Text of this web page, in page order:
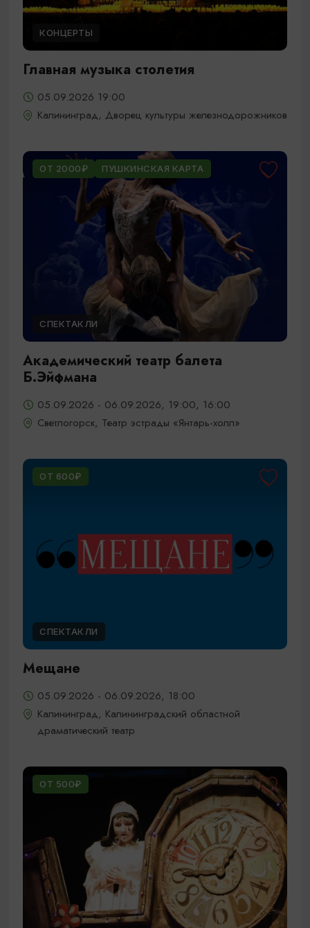
КОНЦЕРТЫ
Главная музыка столетия
05.09.2026 19:00
Калининград, Дворец культуры железнодорожников
ОТ 2000₽ ПУШКИНСКАЯ КАРТА
СПЕКТАКЛИ
Академический театр балета
Б.Эйфмана
05.09.2026 - 06.09.2026, 19:00, 16:00
Светлогорск, Театр эстрады «Янтарь-холл»
ОТ 600₽
СПЕКТАКЛИ
Мещане
05.09.2026 - 06.09.2026, 18:00
Калининград, Калининградский областной
драматический театр
ОТ 500₽